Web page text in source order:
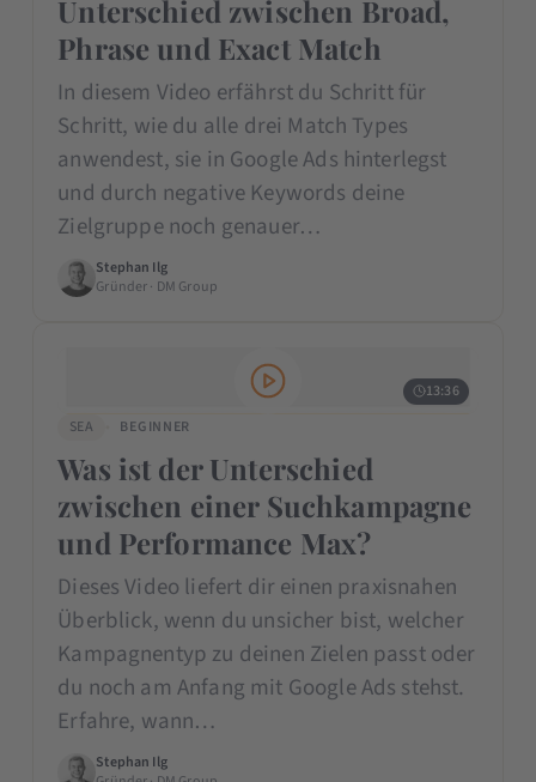
Unterschied zwischen Broad,
Phrase und Exact Match
In diesem Video erfährst du Schritt für
Schritt, wie du alle drei Match Types
anwendest, sie in Google Ads hinterlegst
und durch negative Keywords deine
Zielgruppe noch genauer…
Stephan Ilg
Gründer · DM Group
13:36
SEA
BEGINNER
Was ist der Unterschied
zwischen einer Suchkampagne
und Performance Max?
Dieses Video liefert dir einen praxisnahen
Überblick, wenn du unsicher bist, welcher
Kampagnentyp zu deinen Zielen passt oder
du noch am Anfang mit Google Ads stehst.
Erfahre, wann…
Stephan Ilg